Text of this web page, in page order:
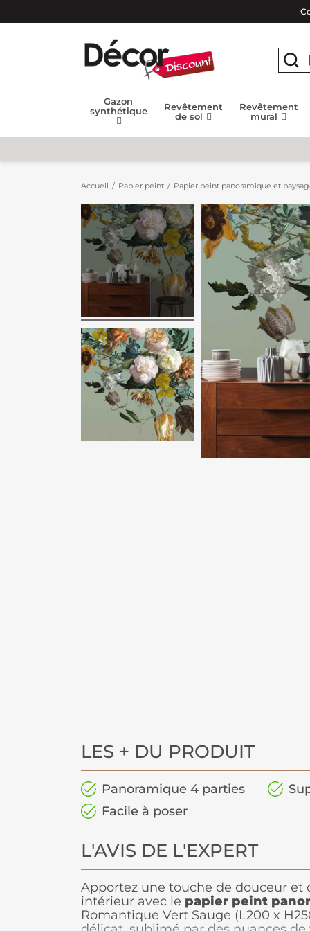
Gazon
synthétique
Revêtement
de sol
Revêtement
mural
Accueil Papier peint Papier peint panoramique et
LES + DU PRODUIT
Panoramique 4 parties
Facile à poser
L'AVIS DE L'EXPERT
Apportez une touche de douceur et
intérieur avec le papier peint
Romantique Vert Sauge (L200 x